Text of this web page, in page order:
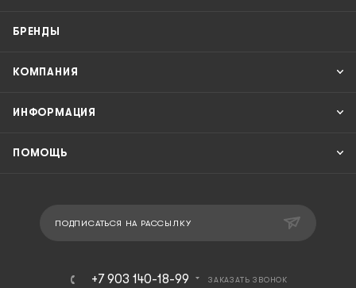
БРЕНДЫ
КОМПАНИЯ
ИНФОРМАЦИЯ
ПОМОЩЬ
ПОДПИСАТЬСЯ НА РАССЫЛКУ
+7 903 140-18-99 ЗАКАЗАТЬ ЗВОНОК